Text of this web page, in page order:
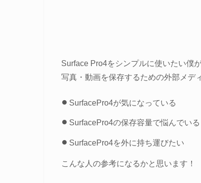
Surface Pro4をシンプルに使いたい僕が
写真・動画を保存するための外部メデ
SurfacePro4が気になっている
SurfacePro4の保存容量で悩んでいる
SurfacePro4を外に持ち運びたい
こんな人の参考になるかと思います！